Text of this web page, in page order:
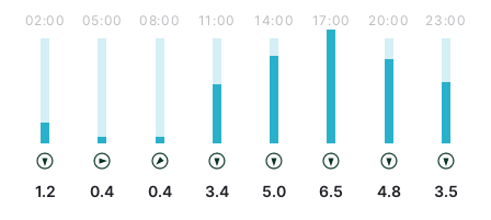
02:00
1.2
05:00
0.4
08:00
0.4
11:00
3.4
14:00
5.0
17:00
6.5
20:00
4.8
23:00
3.5